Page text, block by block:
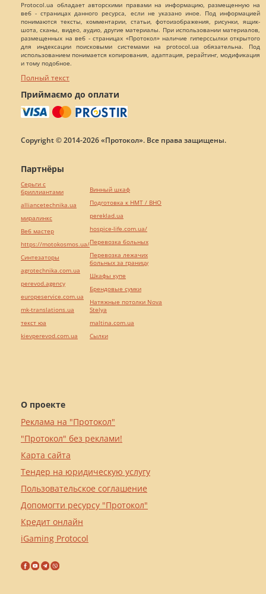
Protocol.ua обладает авторскими правами на информацию, размещенную на
веб - страницах данного ресурса, если не указано иное. Под информацией
понимаются тексты, комментарии, статьи, фотоизображения, рисунки, ящик-
шота, сканы, видео, аудио, другие материалы. При использовании материалов,
размещенных на веб - страницах «Протокол» наличие гиперссылки открытого
для индексации поисковыми системами на protocol.ua обязательна. Под
использованием понимается копирования, адаптация, рерайтинг, модификация
и тому подобное.
Полный текст
Приймаємо до оплати
Copyright © 2014-2026 «Протокол». Все права защищены.
О проекте
Реклама на "Протокол"
"Протокол" без реклами!
Карта сайта
Тендер на юридическую услугу
Пользовательское соглашение
Допомогти ресурсу "Протокол"
Кредит онлайн
iGaming Protocol
Партнёры
Серьги с
бриллиантами
alliancetechnika.ua
миралинкс
Веб мастер
https://motokosmos.ua/
Синтезаторы
agrotechnika.com.ua
perevod.agency
europeservice.com.ua
mk-translations.ua
текст юа
kievperevod.com.ua
Винный шкаф
Подготовка к НМТ / ВНО
pereklad.ua
hospice-life.com.ua/
Перевозка больных
Перевозка лежачих
больных за границу
Шкафы купе
Брендовые сумки
Натяжные потолки Nova
Stelya
maltina.com.ua
Cылки